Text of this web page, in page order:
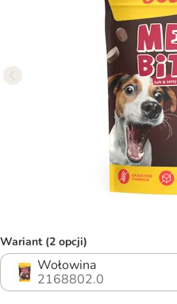
Wariant (2 opcji)
Wołowina
2168802.0